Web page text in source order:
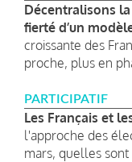
Décentralisons
fierté d’un
croissante des
proche, plus en
PARTICIPATIF
Les Français et
l'approche des
mars, quelles sont